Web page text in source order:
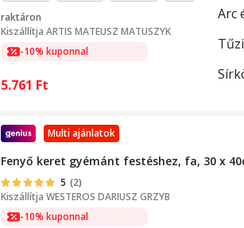
Arc
raktáron
Kiszállítja ARTIS MATEUSZ MATUSZYK
-10% kuponnal
5.761 Ft
Multi ajánlatok
Fenyő keret gyémánt festéshez, fa, 30 x
5 (2)
Kiszállítja WESTEROS DARIUSZ GRZYB
-10% kuponnal